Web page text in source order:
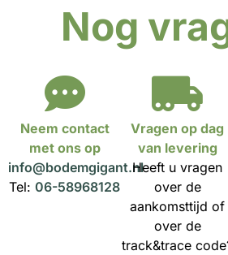
Nog
Neem contact
met ons op
info@bodemgigant.nl
Tel:06-58968128
Vragen op dag
van levering
Heeft u vragen
over de
aankomsttijd of
over de
track&trace